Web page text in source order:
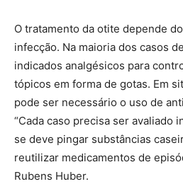
O tratamento da otite depende
infecção. Na maioria dos casos
indicados analgésicos para
tópicos em forma de gotas. Em
pode ser necessário o uso de
“Cada caso precisa ser avaliado
se deve pingar substâncias
reutilizar medicamentos de
Rubens Huber.